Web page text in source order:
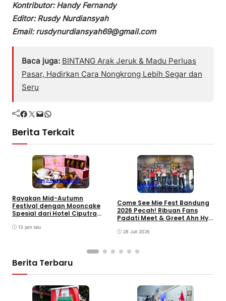
Kontributor: Handy Fernandy
Editor: Rusdy Nurdiansyah
Email: rusdynurdiansyah69@gmail.com
Baca juga: BINTANG Arak Jeruk & Madu Perluas
Pasar, Hadirkan Cara Nongkrong Lebih Segar dan
Seru
Facebook Twitter Mail WhatsApp
Berita Terkait
Gaya HidupKuliner
Rayakan Mid-Autumn
Festival dengan Mooncake
Spesial dari Hotel Ciputra
13 jam lalu
Kuliner
Come See Mie Fest Bandung
2026 Pecah! Ribuan Fans
Padati Meet & Greet Ahn Hyo
28 Juli 2026
Berita Terbaru